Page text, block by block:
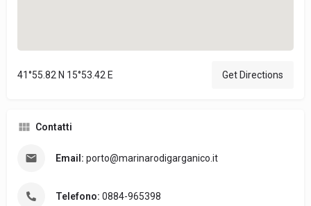
41°55.82 N 15°53.42 E Get Directions
Contatti
Email: porto@marinarodigarganico.it
Telefono: 0884-965398